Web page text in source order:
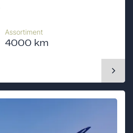
Assortiment
4000 km